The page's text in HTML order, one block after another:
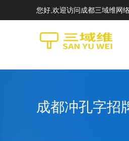
您好,欢迎访问成都三域维网
成都冲孔字招